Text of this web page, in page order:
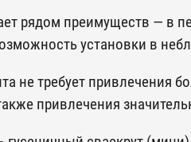
рядом преимуществ — в
установки в
не требует привлечения
привлечения